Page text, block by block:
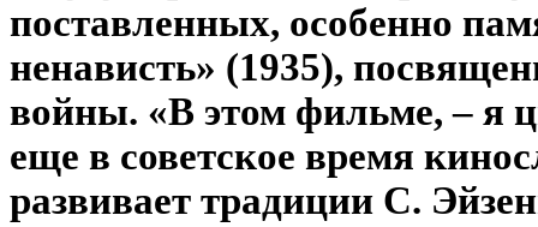
поставленных, особенно
ненависть» (1935),
войны. «В этом фильме, – я
еще в советское время
развивает традиции С.